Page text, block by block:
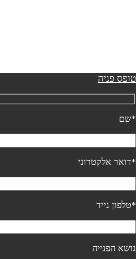
פניה
אלקטרוני
נייד
הפנייה